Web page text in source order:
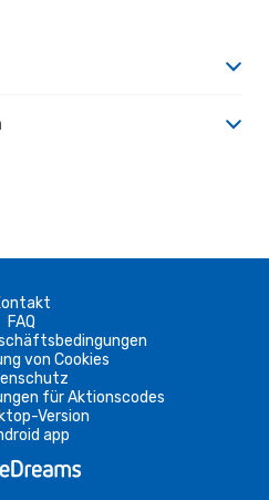
FAQ
von Cookies
für Aktionscodes
Version
app